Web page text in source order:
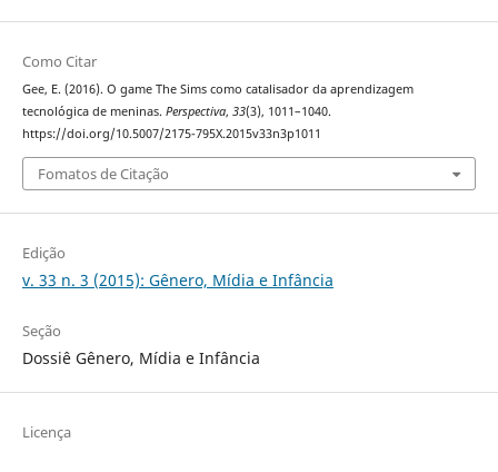
Como Citar
Gee, E. (2016). O game The Sims como catalisador da aprendizagem
tecnológica de meninas. Perspectiva, 33(3), 1011–1040.
https://doi.org/10.5007/2175-795X.2015v33n3p1011
Fomatos de Citação
Edição
v. 33 n. 3 (2015): Gênero, Mídia e Infância
Seção
Dossiê Gênero, Mídia e Infância
Licença